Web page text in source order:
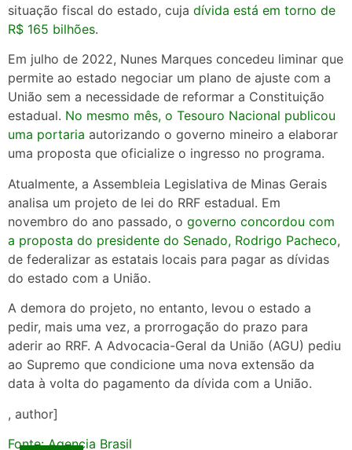
situação fiscal do estado, cuja dívida está em torno de
R$ 165 bilhões.
Em julho de 2022, Nunes Marques concedeu liminar que
permite ao estado negociar um plano de ajuste com a
União sem a necessidade de reformar a Constituição
estadual. No mesmo mês, o Tesouro Nacional publicou
uma portaria autorizando o governo mineiro a elaborar
uma proposta que oficialize o ingresso no programa.
Atualmente, a Assembleia Legislativa de Minas Gerais
analisa um projeto de lei do RRF estadual. Em
novembro do ano passado, o governo concordou com
a proposta do presidente do Senado, Rodrigo Pacheco,
de federalizar as estatais locais para pagar as dívidas
do estado com a União.
A demora do projeto, no entanto, levou o estado a
pedir, mais uma vez, a prorrogação do prazo para
aderir ao RRF. A Advocacia-Geral da União (AGU) pediu
ao Supremo que condicione uma nova extensão da
data à volta do pagamento da dívida com a União.
, author]
Fonte: Agencia Brasil